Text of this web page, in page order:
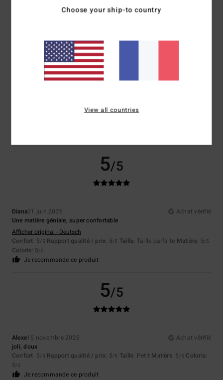
Confort
Rapport qualité / prix
Taille
Trop petit Trop grand
5.0
5/5
Diana21 juin 2026
Achat vérifié
Une matière géniale, super confortable
Afficher original - Deutsch
Confort: 5/5 Rapport qualité / prix: 5/5 Taille: Taille parfaite Matière: 5/5
Coloris: 5/5
Je recommande ce produit
5/5
Alexe15 novembre 2025
Achat vérifié
joli, doux
Confort: 5/5 Rapport qualité / prix: 5/5 Taille: Petit Matière: 5 /5 Coloris:
5/5
Je recommande ce produit
Choose your ship-to country
View all countries